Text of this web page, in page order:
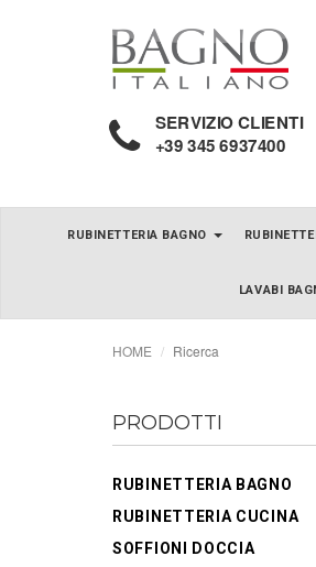
SERVIZIO CLIENTI
+39 345 6937400
RUBINETTERIA BAGNO
LAVABI
HOME Ricerca
PRODOTTI
RUBINETTERIA BAGNO
RUBINETTERIA CUCINA
SOFFIONI DOCCIA